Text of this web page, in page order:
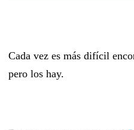
Cada vez es más difícil
pero los hay.